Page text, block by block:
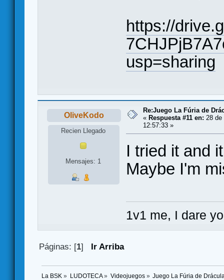
https://
usp=sharing
OliveKodo
Recien Llegado
Mensajes: 1
Re:Juego La Fúria de
« Respuesta #11 en: 28 de
12:57:33 »
I tried it and
Maybe I'm
1v1 me, I dare
Páginas: [1] Ir Arriba
La BSK » LUDOTECA» Videojuegos» Juego La Fúria de